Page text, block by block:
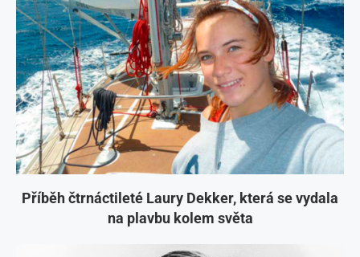
Příběh čtrnáctileté Laury Dekker, která se vydala
na plavbu kolem světa